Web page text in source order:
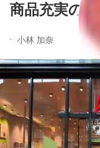
商品充実の
小林 加奈